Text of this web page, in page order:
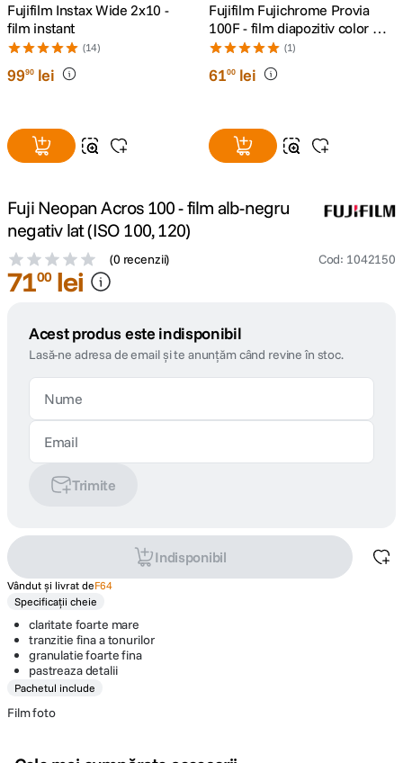
card memorie
dji mic mini
Fujifilm Instax Wide 2x10 -
film instant
(14)
9990 lei
Fujifilm Fujichrome Provia
100F - film diapozitiv color lat
(ISO 100, 120) 1 BUC
(1)
6100 lei
Fuji Neopan Acros 100 - film alb-negru
negativ lat (ISO 100, 120)
(0 recenzii) Cod: 1042150
7100 lei
Acest produs este indisponibil
Lasă-ne adresa de email și te anunțăm când revine în stoc.
Trimite
Indisponibil
Vândut și livrat deF64
Specificații cheie
claritate foarte mare
tranzitie fina a tonurilor
granulatie foarte fina
pastreaza detalii
Pachetul include
Film foto